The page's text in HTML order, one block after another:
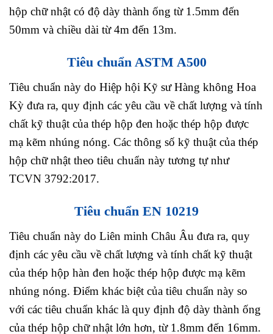
hộp chữ nhật có độ dày thành ống từ 1.5mm đến
50mm và chiều dài từ 4m đến 13m.
Tiêu chuẩn ASTM A500
Tiêu chuẩn này do Hiệp hội Kỹ sư Hàng không Hoa
Kỳ đưa ra, quy định các yêu cầu về chất lượng và tính
chất kỹ thuật của thép hộp đen hoặc thép hộp được
mạ kẽm nhúng nóng. Các thông số kỹ thuật của thép
hộp chữ nhật theo tiêu chuẩn này tương tự như
TCVN 3792:2017.
Tiêu chuẩn EN 10219
Tiêu chuẩn này do Liên minh Châu Âu đưa ra, quy
định các yêu cầu về chất lượng và tính chất kỹ thuật
của thép hộp hàn đen hoặc thép hộp được mạ kẽm
nhúng nóng. Điểm khác biệt của tiêu chuẩn này so
với các tiêu chuẩn khác là quy định độ dày thành ống
của thép hộp chữ nhật lớn hơn, từ 1.8mm đến 16mm.